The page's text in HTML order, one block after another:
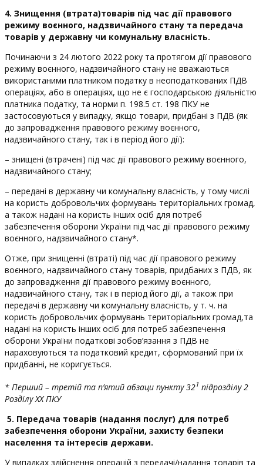
4. Знищення (втрата)товарів під час дії правового
режиму воєнного, надзвичайного стану та передача
товарів у державну чи комунальну власність.
Починаючи з 24 лютого 2022 року та протягом дії правового
режиму воєнного, надзвичайного стану не вважаються
використаними платником податку в неоподаткованих ПДВ
операціях, або в операціях, що не є господарською діяльністю
платника податку, та норми п. 198.5 ст. 198 ПКУ не
застосовуються у випадку, якщо товари, придбані з ПДВ (як
до запровадження правового режиму воєнного,
надзвичайного стану, так і в період його дії):
– знищені (втрачені) під час дії правового режиму воєнного,
надзвичайного стану;
– передані в державну чи комунальну власність, у тому числі
на користь добровольчих формувань територіальних громад,
а також надані на користь інших осіб для потреб
забезпечення оборони України під час дії правового режиму
воєнного, надзвичайного стану*.
Отже, при знищенні (втраті) під час дії правового режиму
воєнного, надзвичайного стану товарів, придбаних з ПДВ, як
до запровадження дії правового режиму воєнного,
надзвичайного стану, так і в період його дії, а також при
передачі в державну чи комунальну власність, у т. ч. на
користь добровольчих формувань територіальних громад,та
надані на користь інших осіб для потреб забезпечення
оборони України податкові зобов’язання з ПДВ не
нараховуються та податковий кредит, сформований при їх
придбанні, не коригується.
* Перший – третій та п’ятий абзаци пункту 321 підрозділу 2
Розділу ХХ ПКУ
5. Передача товарів (надання послуг) для потреб
забезпечення оборони України, захисту безпеки
населення та інтересів держави.
У випадках здійснення операцій з передачі/надання товарів та